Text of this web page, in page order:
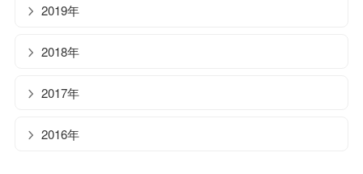
2019年
2018年
2017年
2016年